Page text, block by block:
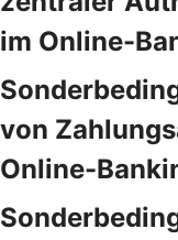
im Online-
von
Online-